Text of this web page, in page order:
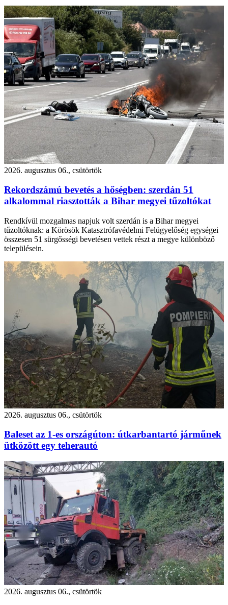
2026. augusztus 06., csütörtök
Rekordszámú bevetés a hőségben: szerdán 51
alkalommal riasztották a Bihar megyei tűzoltókat
Rendkívül mozgalmas napjuk volt szerdán is a Bihar megyei
tűzoltóknak: a Körösök Katasztrófavédelmi Felügyelőség egységei
összesen 51 sürgősségi bevetésen vettek részt a megye különböző
településein.
2026. augusztus 06., csütörtök
Baleset az 1-es országúton: útkarbantartó járműnek
ütközött egy teherautó
2026. augusztus 06., csütörtök